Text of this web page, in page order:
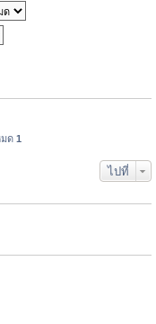
มด 1
ไปที่